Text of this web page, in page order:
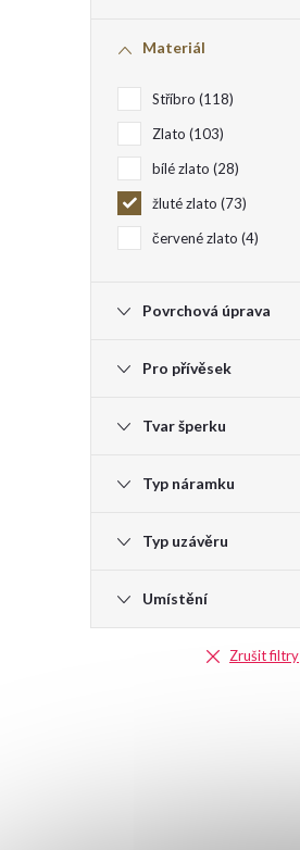
Materiál
Stříbro 118
Zlato 103
bílé zlato 28
žluté zlato 73
červené zlato 4
Povrchová úprava
Pro přívěsek
Tvar šperku
Typ náramku
Typ uzávěru
Umístění
Zrušit filtry